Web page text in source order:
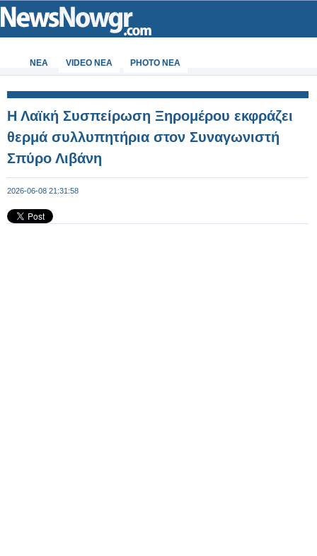
ΝΕΑ VIDEO NEA PHOTO NEA
Η Λαϊκή Συσπείρωση Ξηρομέρου εκφράζει
θερμά συλλυπητήρια στον Συναγωνιστή
Σπύρο Λιβάνη
2026-06-08 21:31:58